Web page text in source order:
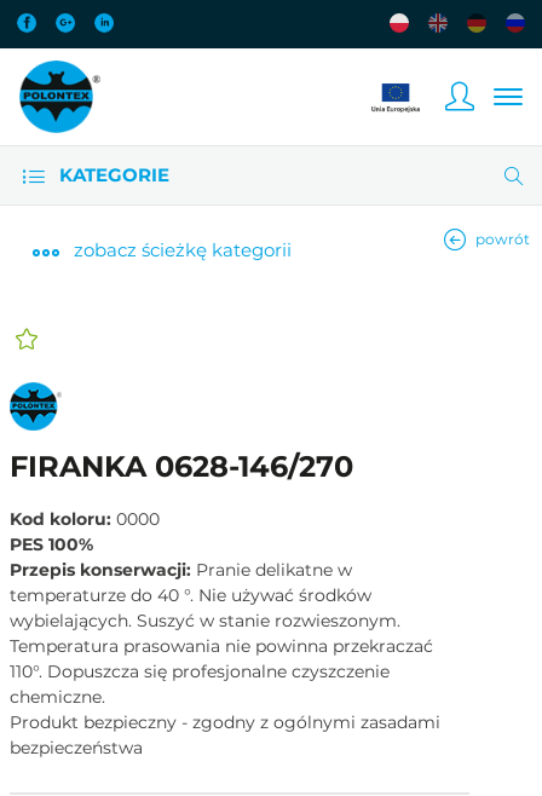
KATEGORIE
zobacz ścieżkę kategorii powrót
FIRANKA 0628-146/270
Kod koloru: 0000
PES 100%
Przepis konserwacji: Pranie delikatne w
temperaturze do 40 °. Nie używać środków
wybielających. Suszyć w stanie rozwieszonym.
Temperatura prasowania nie powinna przekraczać
110°. Dopuszcza się profesjonalne czyszczenie
chemiczne.
Produkt bezpieczny - zgodny z ogólnymi zasadami
bezpieczeństwa